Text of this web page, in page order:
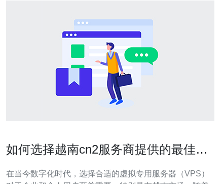
如何选择越南cn2服务商提供的最佳
在当今数字化时代，选择合适的虚拟专用服务器（VPS）